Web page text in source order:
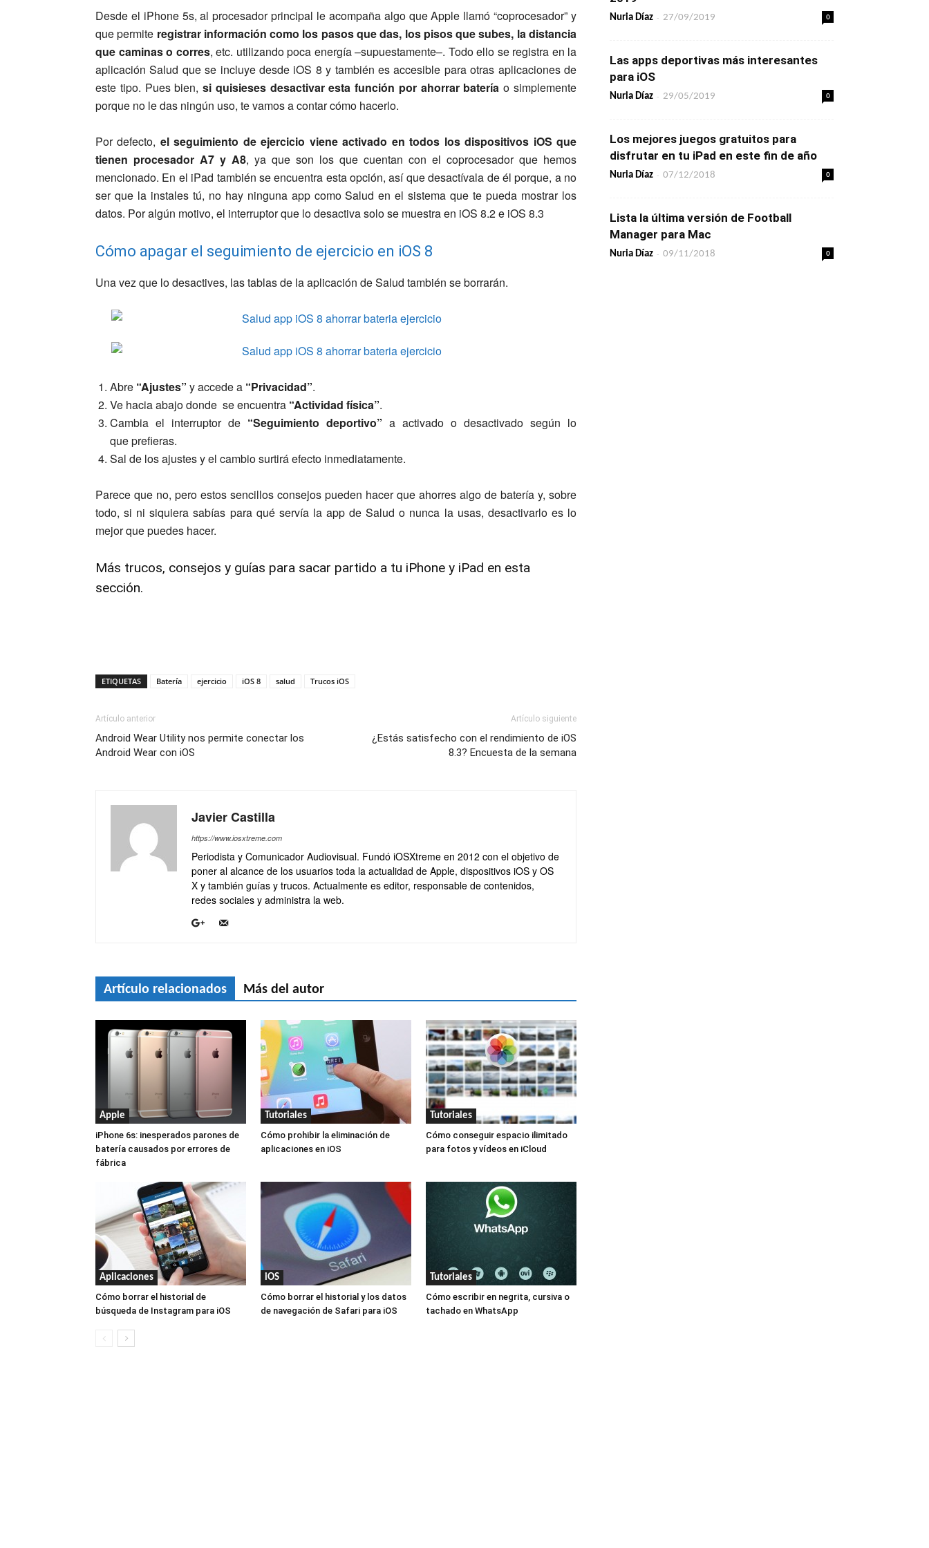
Desde el iPhone 5s, al procesador principal le acompaña algo que Apple llamó “coprocesador” y
que permite registrar información como los pasos que das, los pisos que subes, la distancia
que caminas o corres, etc. utilizando poca energía –supuestamente–. Todo ello se registra en la
aplicación Salud que se incluye desde iOS 8 y también es accesible para otras aplicaciones de
este tipo. Pues bien,si quisieses desactivar esta función por ahorrar batería o simplemente
porque no le das ningún uso, te vamos a contar cómo hacerlo.
Por defecto, el seguimiento de ejercicio viene activado en todos los dispositivos iOS que
tienen procesador A7 y A8, ya que son los que cuentan con el coprocesador que hemos
mencionado. En el iPad también se encuentra esta opción, así que desactívala de él porque, a no
ser que la instales tú, no hay ninguna app como Salud en el sistema que te pueda mostrar los
datos. Por algún motivo, el interruptor que lo desactiva solo se muestra en iOS 8.2 e iOS 8.3
Cómo apagar el seguimiento de ejercicio en iOS 8
Una vez que lo desactives, las tablas de la aplicación de Salud también se borrarán.
Abre “Ajustes” y accede a “Privacidad”.
Ve hacia abajo donde se encuentra “Actividad física”.
Cambia el interruptor de “Seguimiento deportivo” a activado o desactivado según lo
que prefieras.
Sal de los ajustes y el cambio surtirá efecto inmediatamente.
Parece que no, pero estos sencillos consejos pueden hacer que ahorres algo de batería y, sobre
todo, si ni siquiera sabías para qué servía la app de Salud o nunca la usas, desactivarlo es lo
mejor que puedes hacer.
Más trucos, consejos y guías para sacar partido a tu iPhone y iPad en esta
sección.
ETIQUETAS Batería ejercicio iOS 8 salud Trucos iOS
Artículo anterior
Android Wear Utility nos permite conectar los
Android Wear con iOS
Artículo siguiente
¿Estás satisfecho con el rendimiento de iOS
8.3? Encuesta de la semana
Javier Castilla
https://www.iosxtreme.com
Periodista y Comunicador Audiovisual. Fundó iOSXtreme en 2012 con el objetivo de
poner al alcance de los usuarios toda la actualidad de Apple, dispositivos iOS y OS
X y también guías y trucos. Actualmente es editor, responsable de contenidos,
redes sociales y administra la web.
Artículo relacionados Más del autor
Apple
iPhone 6s: inesperados parones de
batería causados por errores de
fábrica
Tutoriales
Cómo prohibir la eliminación de
aplicaciones en iOS
Tutoriales
Cómo conseguir espacio ilimitado
para fotos y vídeos en iCloud
Aplicaciones
Cómo borrar el historial de
búsqueda de Instagram para iOS
iOS
Cómo borrar el historial y los datos
de navegación de Safari para iOS
Tutoriales
Cómo escribir en negrita, cursiva o
tachado en WhatsApp
Nuria Díaz - 27/09/2019 0
Las apps deportivas más interesantes
para iOS
Nuria Díaz - 29/05/2019 0
Los mejores juegos gratuitos para
disfrutar en tu iPad en este fin de año
Nuria Díaz - 07/12/2018 0
Lista la última versión de Football
Manager para Mac
Nuria Díaz - 09/11/2018 0